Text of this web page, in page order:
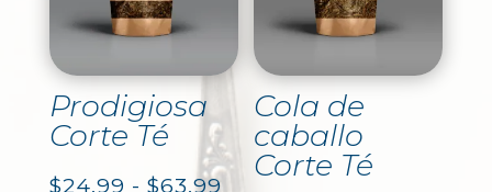
Prodigiosa
Corte Té
$24.99 - $63.99
Cola de
caballo
Corte Té